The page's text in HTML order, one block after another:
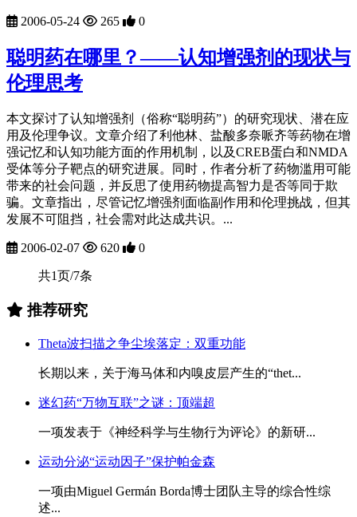
2006-05-24 265 0
聪明药在哪里？——认知增强剂的现状与
伦理思考
本文探讨了认知增强剂（俗称“聪明药”）的研究现状、潜在应
用及伦理争议。文章介绍了利他林、盐酸多奈哌齐等药物在增
强记忆和认知功能方面的作用机制，以及CREB蛋白和NMDA
受体等分子靶点的研究进展。同时，作者分析了药物滥用可能
带来的社会问题，并反思了使用药物提高智力是否等同于欺
骗。文章指出，尽管记忆增强剂面临副作用和伦理挑战，但其
发展不可阻挡，社会需对此达成共识。...
2006-02-07 620 0
共1页/7条
推荐研究
Theta波扫描之争尘埃落定：双重功能
长期以来，关于海马体和内嗅皮层产生的“thet...
迷幻药“万物互联”之谜：顶端超
一项发表于《神经科学与生物行为评论》的新研...
运动分泌“运动因子”保护帕金森
一项由Miguel Germán Borda博士团队主导的综合性综
述...